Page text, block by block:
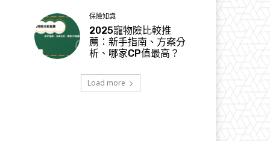
保險知識
2025寵物險比較推
薦：新手指南、方案分
析、哪家CP值最高？
Load more